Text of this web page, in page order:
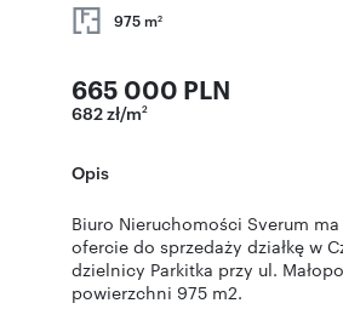
975 m2
665 000 PLN
682 zł/m2
Opis
Biuro Nieruchomości Sverum
ofercie do sprzedaży działkę w
dzielnicy Parkitka przy ul.
powierzchni 975 m2.